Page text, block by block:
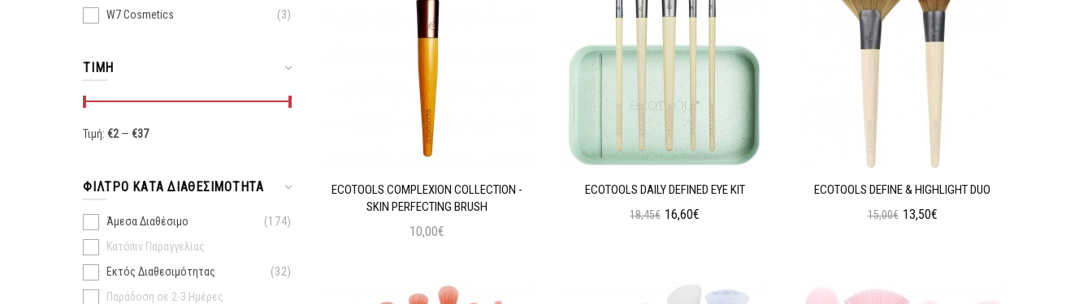
W7 Cosmetics
3
ΤΙΜΉ
Τιμή: €2— €37
ΦΊΛΤΡΟ ΚΑΤΆ ΔΙΑΘΕΣΙΜΌΤΗΤΑ
Άμεσα Διαθέσιμο
174
Κατόπιν Παραγγελίας
Εκτός Διαθεσιμότητας
32
Παράδοση σε 2-3 Ημέρες
ECOTOOLS COMPLEXION COLLECTION -
SKIN PERFECTING BRUSH
10,00€
ECOTOOLS DAILY DEFINED EYE KIT
18,45€ 16,60€
ECOTOOLS DEFINE & HIGHLIGHT DUO
15,00€ 13,50€